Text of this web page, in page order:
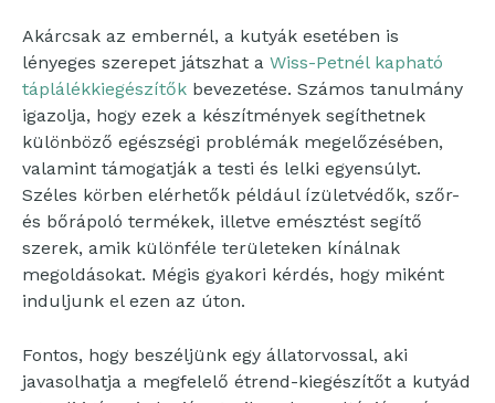
Akárcsak az embernél, a kutyák esetében is
lényeges szerepet játszhat a Wiss-Petnél kapható
táplálékkiegészítők bevezetése. Számos tanulmány
igazolja, hogy ezek a készítmények segíthetnek
különböző egészségi problémák megelőzésében,
valamint támogatják a testi és lelki egyensúlyt.
Széles körben elérhetők például ízületvédők, szőr-
és bőrápoló termékek, illetve emésztést segítő
szerek, amik különféle területeken kínálnak
megoldásokat. Mégis gyakori kérdés, hogy miként
induljunk el ezen az úton.
Fontos, hogy beszéljünk egy állatorvossal, aki
javasolhatja a megfelelő étrend-kiegészítőt a kutyád